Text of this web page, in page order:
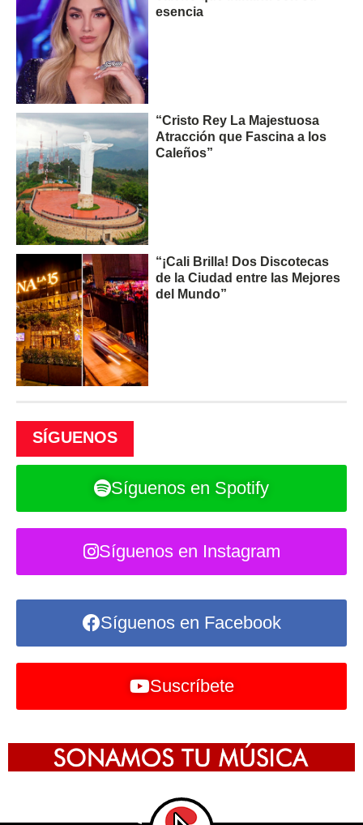
esencia
“Cristo Rey La Majestuosa
Atracción que Fascina a los
Caleños”
“¡Cali Brilla! Dos Discotecas
de la Ciudad entre las Mejores
del Mundo”
SÍGUENOS
Síguenos en Spotify
Síguenos en Instagram
Síguenos en Facebook
Suscríbete